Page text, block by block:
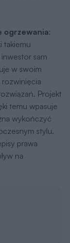
ogrzewania:
takiemu
sam
w swoim
Projekt
temu wpasuje
wykończyć
stylu.
prawa
na